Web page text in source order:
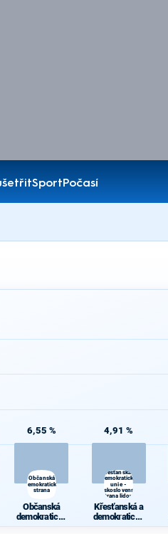
SportPočasí
6,55 %
Občanská
demokratická
strana
Občanská
demokratická
4,91 %
Křesťanská a
demokratická
unie -
Československá
strana lidová
Křesťanská a
demokratická
unie -